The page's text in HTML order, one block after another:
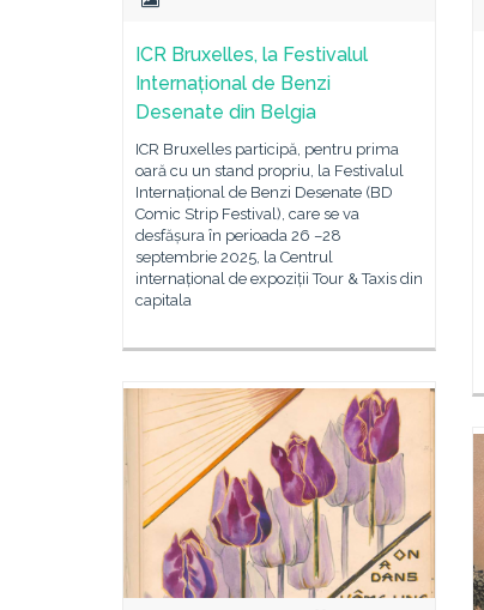
ICR Bruxelles, la Festivalul
Internațional de Benzi
Desenate din Belgia
ICR Bruxelles participă, pentru prima
oară cu un stand propriu, la Festivalul
Internațional de Benzi Desenate (BD
Comic Strip Festival), care se va
desfășura în perioada 26 –28
septembrie 2025, la Centrul
internațional de expoziții Tour & Taxis din
capitala